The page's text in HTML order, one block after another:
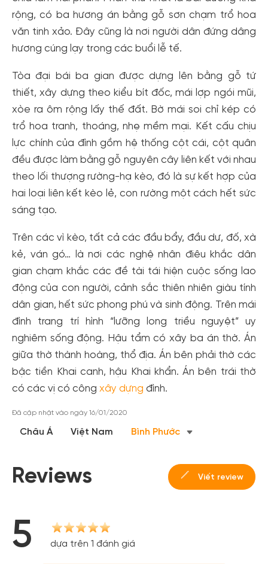
rộng, có ba hương án bằng gỗ sơn chạm trổ hoa
văn tinh xảo. Đây cũng là nơi người dân đứng dâng
hương cúng lạy trong các buổi lễ tế.
Tòa đại bái ba gian được dựng lên bằng gỗ tứ
thiết, xây dựng theo kiểu bít đốc, mái lợp ngói mũi,
xòe ra ôm rộng lấy thế đất. Bờ mái soi chỉ kép có
trổ hoa tranh, thoáng, nhẹ mềm mại. Kết cấu chịu
lực chính của đình gồm hệ thống cột cái, cột quân
đều được làm bằng gỗ nguyên cây liên kết với nhau
theo lối thượng rường-hạ kèo, đó là sự kết hợp của
hai loại liên kết kèo lẻ, con rường một cách hết sức
sáng tạo.
Trên các vì kèo, tất cả các đầu bẩy, đầu dư, đố, xà
kẻ, ván gó… là nơi các nghệ nhân điêu khắc dân
gian chạm khắc các đề tài tái hiện cuộc sống lao
động của con người, cảnh sắc thiên nhiên giàu tính
dân gian, hết sức phong phú và sinh động. Trên mái
đình trang trí hình “lưỡng long triều nguyệt” uy
nghiêm sống động. Hậu tẩm có xây ba án thờ. Án
giữa thờ thành hoàng, thổ địa. Án bên phải thờ các
bậc tiền Khai canh, hậu Khai khẩn. Án bên trái thờ
có các vị có công xây dựng đình.
Đã cập nhật vào ngày 16/01/2020
Châu Á Việt Nam Bình Phước
Reviews Viết review
5 dựa trên 1 đánh giá
Tạo tài khoản nhanh - nhận nhiều ưu
đãi!
nhận ngay các ưu đãi
hấp dẫn
dành cho thành viên đến từ các đối tác của Gody.vn dành
cho cộng đồng.
Đăng ký
Hoặc đăng nhập bằng
Đăng nhập Facebook
Đăng nhập Google